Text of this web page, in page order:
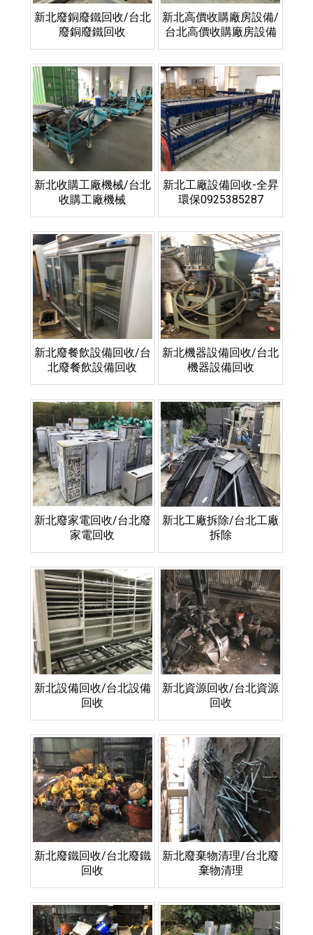
新北廢銅廢鐵回收/台北
廢銅廢鐵回收
新北高價收購廠房設備/
台北高價收購廠房設備
新北收購工廠機械/台北
收購工廠機械
新北工廠設備回收-全昇
環保0925385287
新北廢餐飲設備回收/台
北廢餐飲設備回收
新北機器設備回收/台北
機器設備回收
新北廢家電回收/台北廢
家電回收
新北工廠拆除/台北工廠
拆除
新北設備回收/台北設備
回收
新北資源回收/台北資源
回收
新北廢鐵回收/台北廢鐵
回收
新北廢棄物清理/台北廢
棄物清理